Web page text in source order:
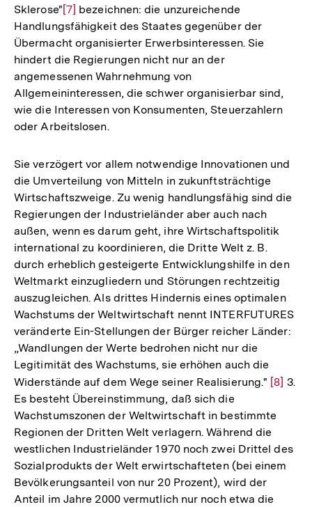
Sklerose"Zur
Auflösung
der
Fußnote
[7] bezeichnen: die unzureichende
Handlungsfähigkeit des Staates gegenüber der
Übermacht organisierter Erwerbsinteressen. Sie
hindert die Regierungen nicht nur an der
angemessenen Wahrnehmung von
Allgemeininteressen, die schwer organisierbar sind,
wie die Interessen von Konsumenten, Steuerzahlern
oder Arbeitslosen.
Sie verzögert vor allem notwendige Innovationen und
die Umverteilung von Mitteln in zukunftsträchtige
Wirtschaftszweige. Zu wenig handlungsfähig sind die
Regierungen der Industrieländer aber auch nach
außen, wenn es darum geht, ihre Wirtschaftspolitik
international zu koordinieren, die Dritte Welt z. B.
durch erheblich gesteigerte Entwicklungshilfe in den
Weltmarkt einzugliedern und Störungen rechtzeitig
auszugleichen. Als drittes Hindernis eines optimalen
Wachstums der Weltwirtschaft nennt INTERFUTURES
veränderte Ein-Stellungen der Bürger reicher Länder:
„Wandlungen der Werte bedrohen nicht nur die
Legitimität des Wachstums, sie erhöhen auch die
Widerstände auf dem Wege seiner Realisierung." Zur
der
[8] 3.
Es besteht Übereinstimmung, daß sich die
Wachstumszonen der Weltwirtschaft in bestimmte
Regionen der Dritten Welt verlagern. Während die
westlichen Industrieländer 1970 noch zwei Drittel des
Sozialprodukts der Welt erwirtschafteten (bei einem
Bevölkerungsanteil von nur 20 Prozent), wird der
Anteil im Jahre 2000 vermutlich nur noch etwa die